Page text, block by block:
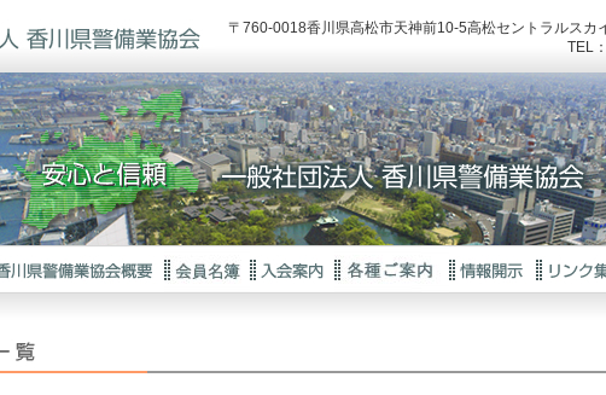
〒760-0018香川県高松市天神前10-5高松セントラルスカ
TEL